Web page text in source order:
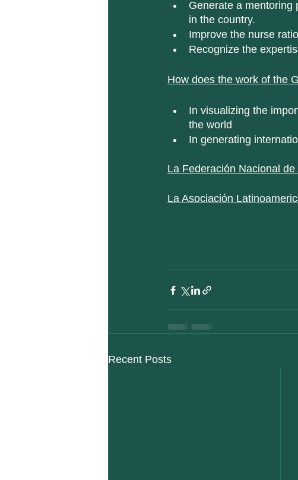
Generate a mentoring
in the country.
Improve the nurse ratio
Recognize the
How does the work of the
In visualizing the
the world
In generating
La Federación Nacional
La Asociación
Recent Posts